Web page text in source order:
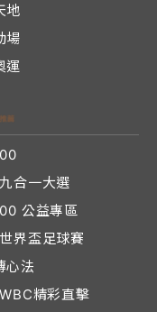
地
場
運
合一大選
公益專區
界盃足球賽
心法
精彩直擊